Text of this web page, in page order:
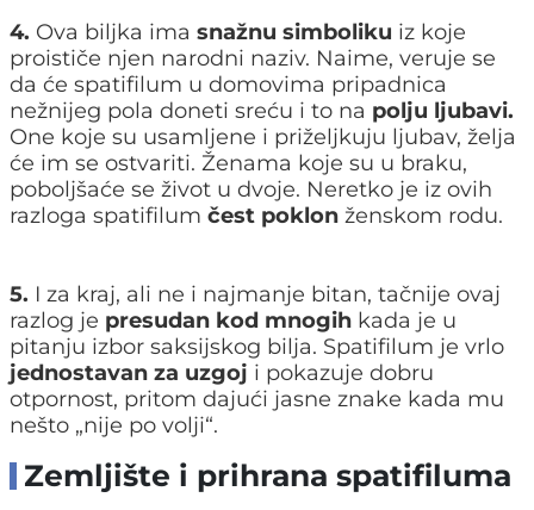
4. Ova biljka ima snažnu simboliku iz koje
proističe njen narodni naziv. Naime, veruje se
da će spatifilum u domovima pripadnica
nežnijeg pola doneti sreću i to na polju ljubavi.
One koje su usamljene i priželjkuju ljubav, želja
će im se ostvariti. Ženama koje su u braku,
poboljšaće se život u dvoje. Neretko je iz ovih
razloga spatifilum čest poklon ženskom rodu.
5. I za kraj, ali ne i najmanje bitan, tačnije ovaj
razlog je presudan kod mnogih kada je u
pitanju izbor saksijskog bilja. Spatifilum je vrlo
jednostavan za uzgoj i pokazuje dobru
otpornost, pritom dajući jasne znake kada mu
nešto „nije po volji“.
Zemljište i prihrana spatifiluma